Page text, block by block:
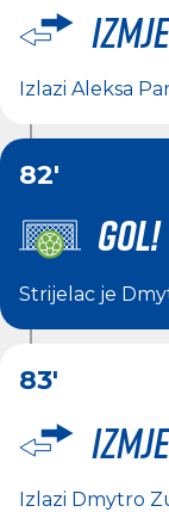
Izlazi Aleksa
82'
Strijelac je
83'
Izlazi Dmytro